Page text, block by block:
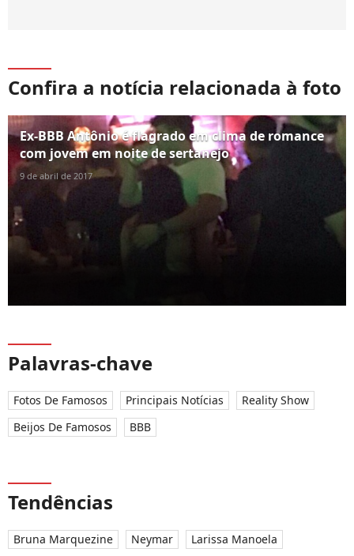
Confira a notícia relacionada à foto
Ex-BBB Antônio é flagrado em clima de romance
com jovem em noite de sertanejo
9 de abril de 2017
Palavras-chave
Fotos De Famosos Principais Notícias
Reality Show
Beijos De Famosos
BBB
Tendências
Bruna Marquezine Neymar Larissa Manoela